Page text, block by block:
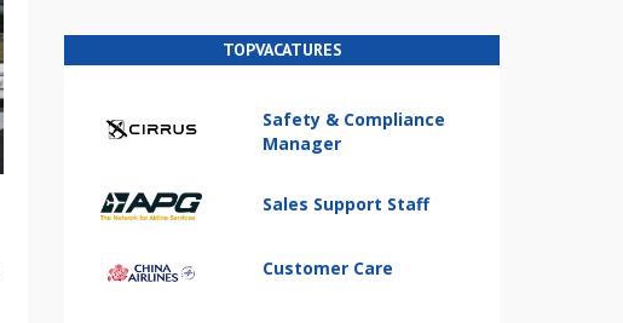
TOPVACATURES
Safety & Compliance
Manager
Sales Support Staff
Customer Care